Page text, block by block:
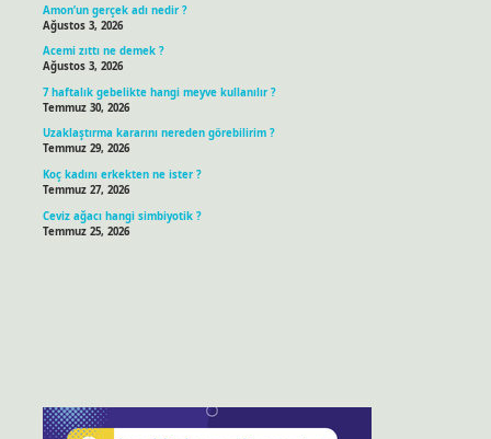
Amon’un gerçek adı nedir ?
Ağustos 3, 2026
Acemi zıttı ne demek ?
Ağustos 3, 2026
7 haftalık gebelikte hangi meyve kullanılır ?
Temmuz 30, 2026
Uzaklaştırma kararını nereden görebilirim ?
Temmuz 29, 2026
Koç kadını erkekten ne ister ?
Temmuz 27, 2026
Ceviz ağacı hangi simbiyotik ?
Temmuz 25, 2026